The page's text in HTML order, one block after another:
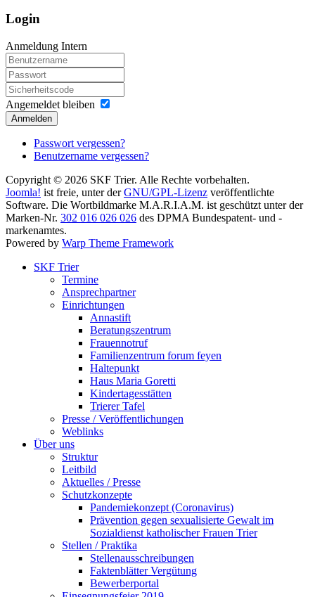
Login
Anmeldung Intern
Angemeldet bleiben
Anmelden
Passwort vergessen?
Benutzername vergessen?
Copyright © 2026 SKF Trier. Alle Rechte vorbehalten.
Joomla! ist freie, unter derGNU/GPL-Lizenz veröffentlichte
Software. Die Wortbildmarke M.A.R.I.A.M. ist geschützt unter der
Marken-Nr. 302 016 026 026 des DPMA Bundespatent- und -
markenamtes.
Powered by Warp Theme Framework
SKF Trier
Termine
Ansprechpartner
Einrichtungen
Annastift
Beratungszentrum
Frauennotruf
Familienzentrum forum feyen
Haltepunkt
Haus Maria Goretti
Kindertagesstätten
Trierer Tafel
Presse / Veröffentlichungen
Weblinks
Über uns
Struktur
Leitbild
Aktuelles / Presse
Schutzkonzepte
Pandemiekonzept (Coronavirus)
Prävention gegen sexualisierte Gewalt im
Sozialdienst katholischer Frauen Trier
Stellen / Praktika
Stellenausschreibungen
Faktenblätter Vergütung
Bewerberportal